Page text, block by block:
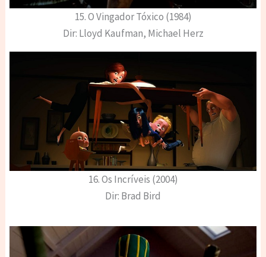
15. O Vingador Tóxico (1984)
Dir: Lloyd Kaufman, Michael Herz
16. Os Incríveis (2004)
Dir: Brad Bird